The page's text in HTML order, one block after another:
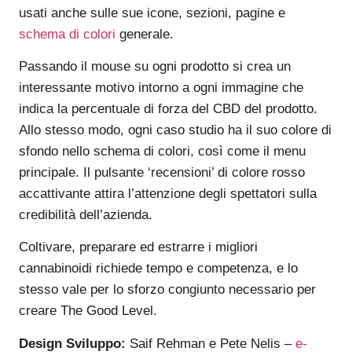
usati anche sulle sue icone, sezioni, pagine e
schema di colori generale.
Passando il mouse su ogni prodotto si crea un
interessante motivo intorno a ogni immagine che
indica la percentuale di forza del CBD del prodotto.
Allo stesso modo, ogni caso studio ha il suo colore di
sfondo nello schema di colori, così come il menu
principale. Il pulsante ‘recensioni’ di colore rosso
accattivante attira l’attenzione degli spettatori sulla
credibilità dell’azienda.
Coltivare, preparare ed estrarre i migliori
cannabinoidi richiede tempo e competenza, e lo
stesso vale per lo sforzo congiunto necessario per
creare The Good Level.
Design Sviluppo: Saif Rehman e Pete Nelis – e-